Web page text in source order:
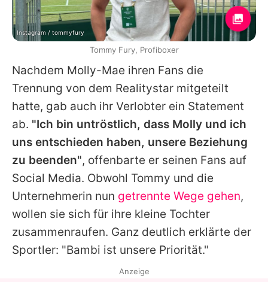
Nachdem Molly-Mae ihren Fans die
Trennung von dem Realitystar mitgeteilt
hatte, gab auch ihr Verlobter ein Statement
ab. "Ich bin untröstlich, dass Molly und ich
uns entschieden haben, unsere Beziehung
zu beenden", offenbarte er seinen Fans auf
Social Media. Obwohl Tommy und die
Unternehmerin nun getrennte Wege gehen,
wollen sie sich für ihre kleine Tochter
zusammenraufen. Ganz deutlich erklärte der
Sportler: "Bambi ist unsere Priorität."
Instagram / tommyfury
Tommy Fury, Profiboxer
Anzeige